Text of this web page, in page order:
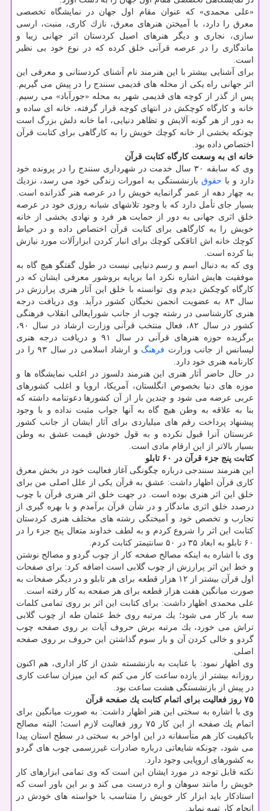
«علی محمدی» كه عنوان مقام اول جهان در نمایشگاه تخصصی
معرق را دارد، با آمیختن هنرهای معرق، نازك كاری، منبت، ارسی
سازی، نجاری و دیگر هنرهای اصیل كردستان اثر جهانی زیبا و
ماندگاری را در عرصه قرآنی خلق كرده كه در نوع خود بی نظیر
است.
برای آشنایی بیشتر با این هنرمند نام آشنای كردستانی و معرفی این
اثر جهانی راه یكی از محله های قدیمی سنندج را در پیش می گیریم.
پس از گذر از كوچه های قدیمی شهر به محله «جورآباد» می رسیم.
خانه و كارگاه كوچكش در انتهای كوچه قرار گرفته، خانه ای ساده و
به دور از هر گونه آلایش و تظاهر دنیایی، اما خانه دلش بزرگ است
چونكه بخشی از خانه كوچك خویش را به كارگاهی برای كتابت قرآن
اختصاص داده بود.
خانه ای به وسعت كارگاه كتابت قرآن
وی كه سابقه ۳۰ سال خدمت در شهرداری سنندج را در پرونده خود
دارد و با حقوق بازنشستگی به امورات زندگی خود می رسد، نزدیك
به چهار دهه از عمر گرانمایه خویش را در عرصه هنر گذرانده است.
بسیار جای تأمل دارد كه با وجود تلاشهای شبانه روزی خود در عرصه
خلق اثری جهانی به دور از حمایت هر فرد و نهادی بخشی از خانه
خویش را به كارگاهی برای كتابت قرآن اختصاص داده و در حیاط
كوچك خانه اش اتاقكی كوچك برای انبار كردن ابزارآلات مورد نیازش
بنا كرده است.
وی كه به دنبال اسم و رسم دنیایی نیست در طول گفتگو هیچ گاه به
موفقیت هایش اشاره نكرد اما برپایه بروشور معرفی ایشان كه در
كارگاه كوچكش دیدم وی توانسته با خلق این آثار هنری پرارزش در
سال ۸۳ به عضویت انجمن نخبگان كشور درآید. وی دریافت درجه
هنری كارشناسی در رشته چوب از جانب شورایعالی انقلاب فرهنگی
كشور در سال ۸۲، فعال منتخب قرآنی وزارت ارشاد در سال ۹۰،
برگزیده حوزه هنرهای قرآنی در سال ۹۱ و دریافت درجه هنری
لیسانس از جانب وزارت فرهنگ
و ارشاد اسلامی در سال ۹۳ را در
كارنامه هنری خود دارد.
در حال حاضر آثار هنری این هنرمند دلسوز در اغلب نمایشگاه ها و
موزه های دنیا بخصوص انگلستان، آمریكا، اروپا و اغلب كشورهای
عربی عرضه می شود و چندین بار از آن كشورها دعوتنامه داشته كه
بنا به علاقه به وطن هیچ گاه به آنها جواب مثبت نداده و با وجود
پیشنهاد پرداخت رقم های میلیاردی برای آثار ایشان از جانب كشور
عربستان آنرا قبول نكرده و به قول خودش قیمت عشق به وطن
بسیار بالاتر از این ارقام مادی است.
كتابت پنج جزء قرآن در ۶۰ تابلو
این هنرمند سنندجی درباره چگونگی آغاز فعالیت خود در بخش معرق
كاری قرآن اظهار داشت: عشق به قرآن یكی از علل اصلی من برای
خلق این اثر هنری بوده است. در جهت خلق اثر هنری قرآن با چوب
درصدد خلق اثری ماندگار و در شأن قرآن برآمدم و با بهره گیری از
تجارب و تخصص خود و آمیختگی رشته های مختلف هنری كردستان
كتابت این اثر را شروع كردم و به لطف خداوند متعال پنج جزء را در
۶۰ تابلو به ابعاد ۳۵ در ۵۰ سانتیمتر كتابت كردم.
وی با اشاره به اینكه مصالح صفحه كار از چوب گردو و مصالح نوشتن
و خط این اثر پرارزش از چوب گلابی است اضافه كرد: برای صفحات
اول قرآن بیشتر از ۱۲ هزار قطعه برای هر تابلو و در دیگر صفحات به
صورت میانگین هفت هزار قطعه برای هر صفحه به كار رفته است.
علی محمدی اظهار داشت: برای كتابت این اثر بر روی تمامی كلمات
سه بار كار می شود؛ یك مرتبه روی خط عثمان طه از چوب گلابی
تراش می خورد، یك مرتبه برش حروف آیات بر روی صفحه چوب
گردو و خالی كردن آن و بار سوم گذاشتن این حروف بر روی صفحه
اصلی.
وی اظهار نمود: با عنایت به بازنشسته شدن از كار اداری، هم اكنون
روزانه بیشتر از یازده ساعت كار می كنم كه این میزان ساعت كاری
در پیش از بازنشستگی هشت ساعت بود.
۷۵ روز فعالیت برای اتمام كتابت یك صفحه قرآن
وی با اشاره به سختی این هنر اظهار داشت: به صورت میانگین برای
اتمام یك صفحه از این كار ۷۵ روز فعالیت لازم است؛ البته مصالح
باكیفیت كار هم متأسفانه در این اواخر به سختی در سطح استان پیدا
می شود، چونكه شایعاتی درباره صادرات غیررسمی چوب های گردو
به كشورهای اروپایی وجود دارد.
نكته قابل توجه در مورد ایشان این است كه وی تمامی ابزارهای كار
خویش را مانند سوهان و اره درست می كند و بر این باور است كه
استادكار باید ابزار كار خویش را متناسب با خواسته های خودش در
انجام كار تهیه نماید.